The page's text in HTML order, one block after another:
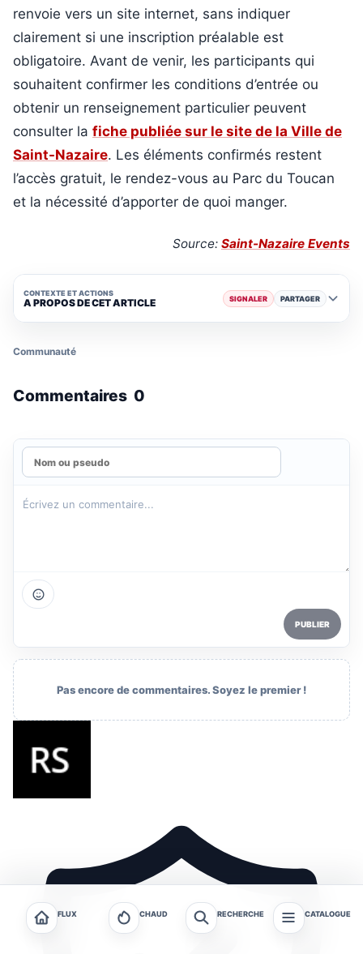
renvoie vers un site internet, sans indiquer
clairement si une inscription préalable est
obligatoire. Avant de venir, les participants qui
souhaitent confirmer les conditions d’entrée ou
obtenir un renseignement particulier peuvent
consulter la fiche publiée sur le site de la Ville de
Saint-Nazaire. Les éléments confirmés restent
l’accès gratuit, le rendez-vous au Parc du Toucan
et la nécessité d’apporter de quoi manger.
Source: Saint-Nazaire Events
CONTEXTE ET ACTIONS
A PROPOS DE CET ARTICLE SIGNALER PARTAGER
Communauté
Commentaires 0
PUBLIER
Pas encore de commentaires. Soyez le premier !
FLUX CHAUD RECHERCHE CATALOGUE